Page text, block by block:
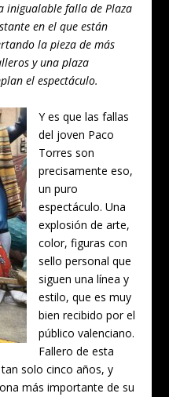
inigualable falla de Plaza
en el que están
la pieza de más
y una plaza
el espectáculo.
Y es que las fallas
del joven Paco
Torres son
precisamente eso,
un puro
espectáculo. Una
explosión de arte,
color, figuras con
sello personal que
siguen una línea y
estilo, que es muy
bien recibido por el
público valenciano.
Fallero de esta
solo cinco años, y
más importante de su